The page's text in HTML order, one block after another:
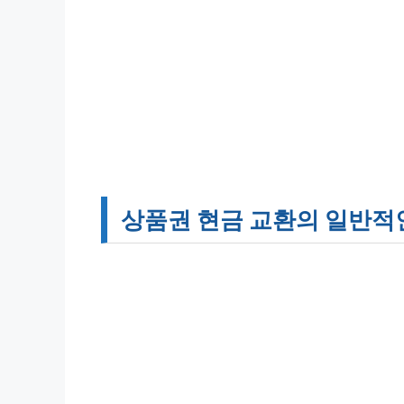
상품권 현금 교환의 일반적